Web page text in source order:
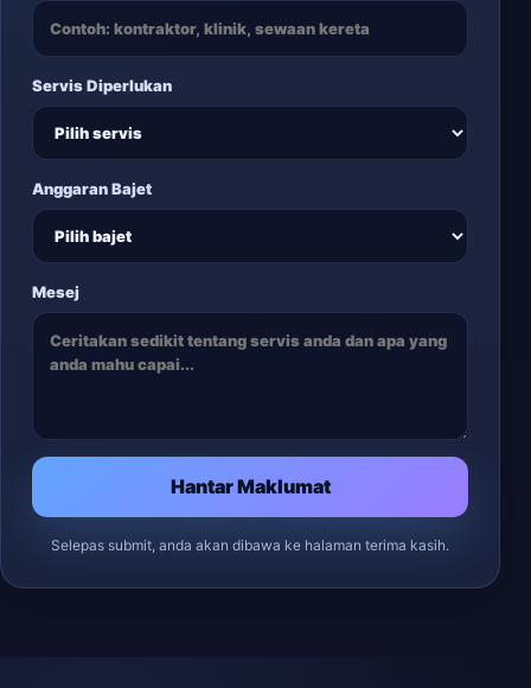
Servis Diperlukan
Anggaran Bajet
Mesej
Hantar Maklumat
Selepas submit, anda akan dibawa ke halaman terima kasih.